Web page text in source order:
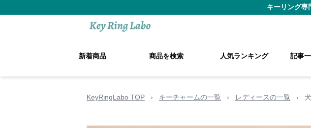
キーリング専
新着商品 商品を検索 人気ランキング 記事
KeyRingLabo TOP › キーチャームの一覧 › レディースの一覧 ›